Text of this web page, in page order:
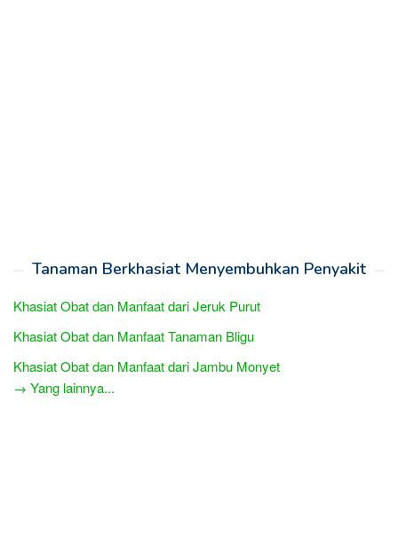
Tanaman Berkhasiat Menyembuhkan Penyakit
Khasiat Obat dan Manfaat dari Jeruk Purut
Khasiat Obat dan Manfaat Tanaman Bligu
Khasiat Obat dan Manfaat dari Jambu Monyet
→ Yang lainnya...